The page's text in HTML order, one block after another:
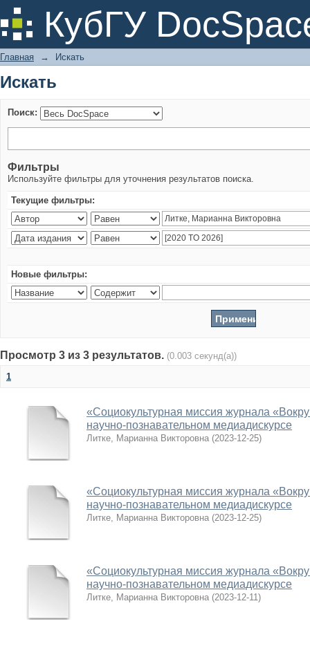
КубГУ
Искать
Главная → Искать
Искать
Поиск:
Фильтры
Используйте фильтры для уточнения результатов поиска.
Текущие фильтры:
Новые фильтры:
Просмотр 3 из 3 результатов. (0.003 секунд(а))
1
«Социокультурная миссия журнала
научно-познавательном медиадискурсе
Литке, Марианна Викторовна (2023-12-25)
«Социокультурная миссия журнала
научно-познавательном медиадискурсе
Литке, Марианна Викторовна (2023-12-25)
«Социокультурная миссия журнала
научно-познавательном медиадискурсе
Литке, Марианна Викторовна (2023-12-11)